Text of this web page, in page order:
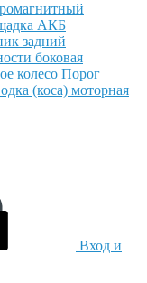
АКБ
задний
боковая
колесо Порог
(коса) моторная
Вход и